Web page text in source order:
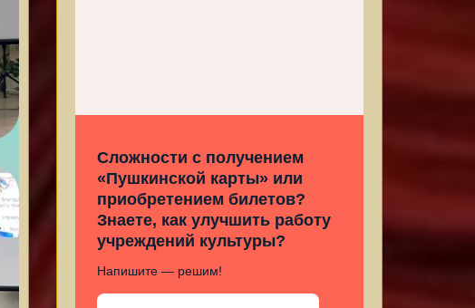
Сложности с получением
«Пушкинской карты» или
приобретением билетов?
Знаете, как улучшить работу
учреждений культуры?
Напишите — решим!